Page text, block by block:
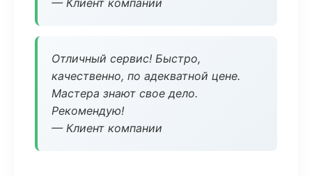
— Клиент компании
Отличный сервис! Быстро,
качественно, по адекватной цене.
Мастера знают свое дело.
Рекомендую!
— Клиент компании